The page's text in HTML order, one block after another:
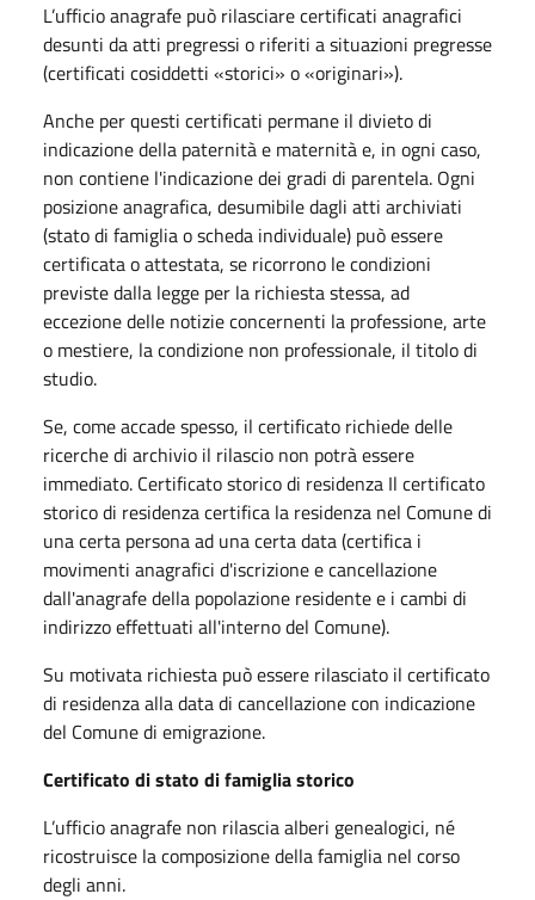
L’ufficio anagrafe può rilasciare certificati anagrafici
desunti da atti pregressi o riferiti a situazioni pregresse
(certificati cosiddetti «storici» o «originari»).
Anche per questi certificati permane il divieto di
indicazione della paternità e maternità e, in ogni caso,
non contiene l'indicazione dei gradi di parentela. Ogni
posizione anagrafica, desumibile dagli atti archiviati
(stato di famiglia o scheda individuale) può essere
certificata o attestata, se ricorrono le condizioni
previste dalla legge per la richiesta stessa, ad
eccezione delle notizie concernenti la professione, arte
o mestiere, la condizione non professionale, il titolo di
studio.
Se, come accade spesso, il certificato richiede delle
ricerche di archivio il rilascio non potrà essere
immediato. Certificato storico di residenza Il certificato
storico di residenza certifica la residenza nel Comune di
una certa persona ad una certa data (certifica i
movimenti anagrafici d'iscrizione e cancellazione
dall'anagrafe della popolazione residente e i cambi di
indirizzo effettuati all'interno del Comune).
Su motivata richiesta può essere rilasciato il certificato
di residenza alla data di cancellazione con indicazione
del Comune di emigrazione.
Certificato di stato di famiglia storico
L’ufficio anagrafe non rilascia alberi genealogici, né
ricostruisce la composizione della famiglia nel corso
degli anni.